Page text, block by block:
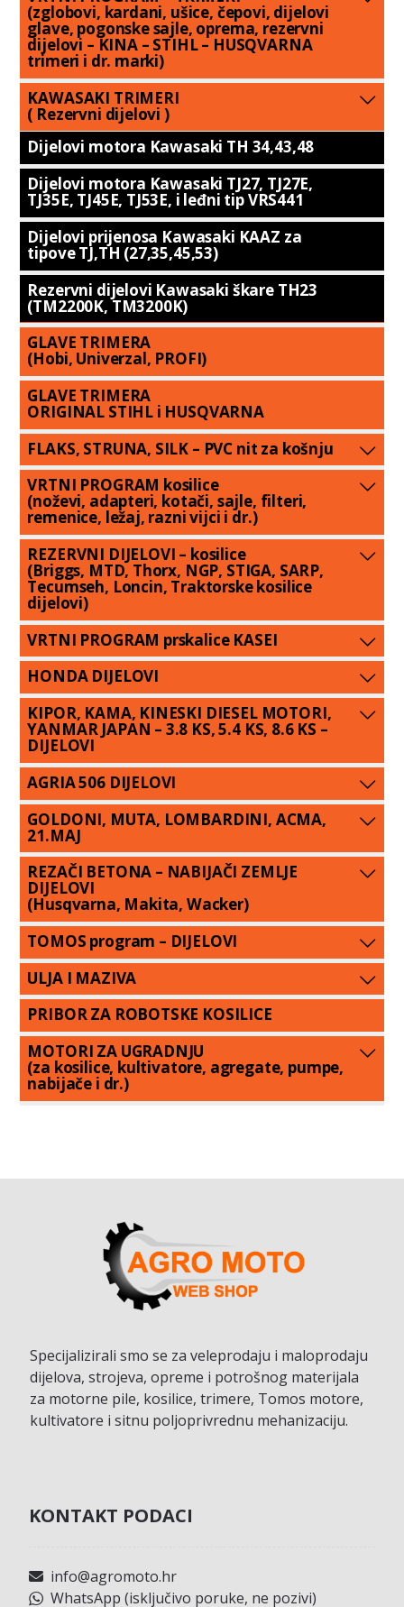
(zglobovi, kardani, ušice, čepovi, dijelovi
glave, pogonske sajle, oprema, rezervni
dijelovi – KINA – STIHL – HUSQVARNA
trimeri i dr. marki)
KAWASAKI TRIMERI
( Rezervni dijelovi )
Dijelovi motora Kawasaki TH 34,43,48
Dijelovi motora Kawasaki TJ27, TJ27E,
TJ35E, TJ45E, TJ53E, i leđni tip VRS441
Dijelovi prijenosa Kawasaki KAAZ za
tipove TJ,TH (27,35,45,53)
Rezervni dijelovi Kawasaki škare TH23
(TM2200K, TM3200K)
GLAVE TRIMERA
(Hobi, Univerzal, PROFI)
GLAVE TRIMERA
ORIGINAL STIHL i HUSQVARNA
FLAKS, STRUNA, SILK – PVC nit za košnju
VRTNI PROGRAM kosilice
(noževi, adapteri, kotači, sajle, filteri,
remenice, ležaj, razni vijci i dr.)
REZERVNI DIJELOVI – kosilice
(Briggs, MTD, Thorx, NGP, STIGA, SARP,
Tecumseh, Loncin, Traktorske kosilice
dijelovi)
VRTNI PROGRAM prskalice KASEI
HONDA DIJELOVI
KIPOR, KAMA, KINESKI DIESEL MOTORI,
YANMAR JAPAN – 3.8 KS, 5.4 KS, 8.6 KS –
DIJELOVI
AGRIA 506 DIJELOVI
GOLDONI, MUTA, LOMBARDINI, ACMA,
21.MAJ
REZAČI BETONA – NABIJAČI ZEMLJE
DIJELOVI
(Husqvarna, Makita, Wacker)
TOMOS program – DIJELOVI
ULJA I MAZIVA
PRIBOR ZA ROBOTSKE KOSILICE
MOTORI ZA UGRADNJU
(za kosilice, kultivatore, agregate, pumpe,
nabijače i dr.)
Specijalizirali smo se za veleprodaju i maloprodaju
dijelova, strojeva, opreme i potrošnog materijala
za motorne pile, kosilice, trimere, Tomos motore,
kultivatore i sitnu poljoprivrednu mehanizaciju.
KONTAKT PODACI
info@agromoto.hr
WhatsApp (isključivo poruke, ne pozivi)